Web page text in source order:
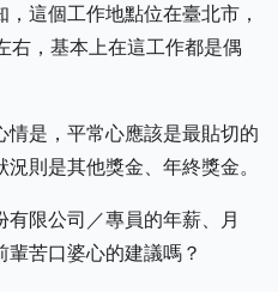
這個工作地點位在臺北市，
右，基本上在這工作都是偶
是，平常心應該是最貼切的
則是其他獎金、年終獎金。
限公司／專員的年薪、月
苦口婆心的建議嗎？